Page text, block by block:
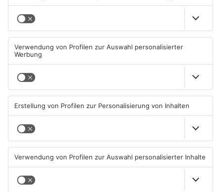
Schwimmbäder im
Primaveraland weisen teils
erhebliche Mängel auf
06.08.2026, 06:37 UHR IN
PRIMAVERALAND
weiterhin sehr hoch
06.08.2026, 06:34 UHR IN
PRIMAVERALAND